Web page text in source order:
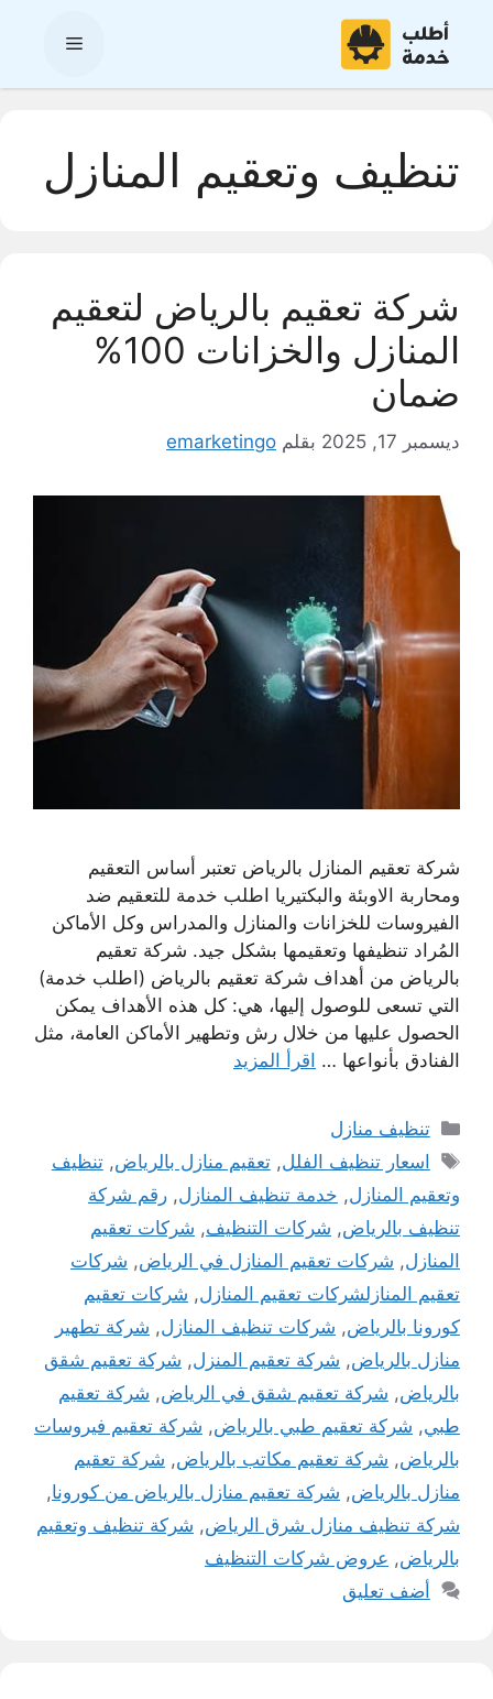
المحتوى
القائمة
تنظيف وتعقيم المنازل
شركة تعقيم بالرياض لتعقيم
المنازل والخزانات 100%
ضمان
ديسمبر 17, 2025 بقلم emarketingo
شركة تعقيم المنازل بالرياض تعتبر أساس التعقيم
ومحاربة الاوبئة والبكتيريا اطلب خدمة للتعقيم ضد
الفيروسات للخزانات والمنازل والمدراس وكل الأماكن
المُراد تنظيفها وتعقيمها بشكل جيد. شركة تعقيم
بالرياض من أهداف شركة تعقيم بالرياض (اطلب خدمة)
التي تسعى للوصول إليها، هي: كل هذه الأهداف يمكن
الحصول عليها من خلال رش وتطهير الأماكن العامة، مثل
الفنادق بأنواعها … اقرأ المزيد
التصنيفات
تنظيف منازل
الوسوم
اسعار تنظيف الفلل,تعقيم منازل بالرياض,تنظيف
وتعقيم المنازل, خدمة تنظيف المنازل, رقم شركة
تنظيف بالرياض, شركات التنظيف, شركات تعقيم
المنازل, شركات تعقيم المنازل في الرياض, شركات
تعقيم المنازلشركات تعقيم المنازل, شركات تعقيم
كورونا بالرياض, شركات تنظيف المنازل, شركة تطهير
منازل بالرياض, شركة تعقيم المنزل, شركة تعقيم شقق
بالرياض, شركة تعقيم شقق في الرياض, شركة تعقيم
طبي, شركة تعقيم طبي بالرياض, شركة تعقيم فيروسات
بالرياض, شركة تعقيم مكاتب بالرياض, شركة تعقيم
منازل بالرياض, شركة تعقيم منازل بالرياض من كورونا,
شركة تنظيف منازل شرق الرياض, شركة تنظيف وتعقيم
بالرياض, عروض شركات التنظيف
أضف تعليق